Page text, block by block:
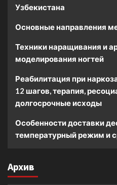
Узбекистана
Основные направления
Техники наращивания и
моделирования ногтей
Реабилитация при
12 шагов, терапия,
долгосрочные исходы
Особенности доставки
температурный режим и
Архив